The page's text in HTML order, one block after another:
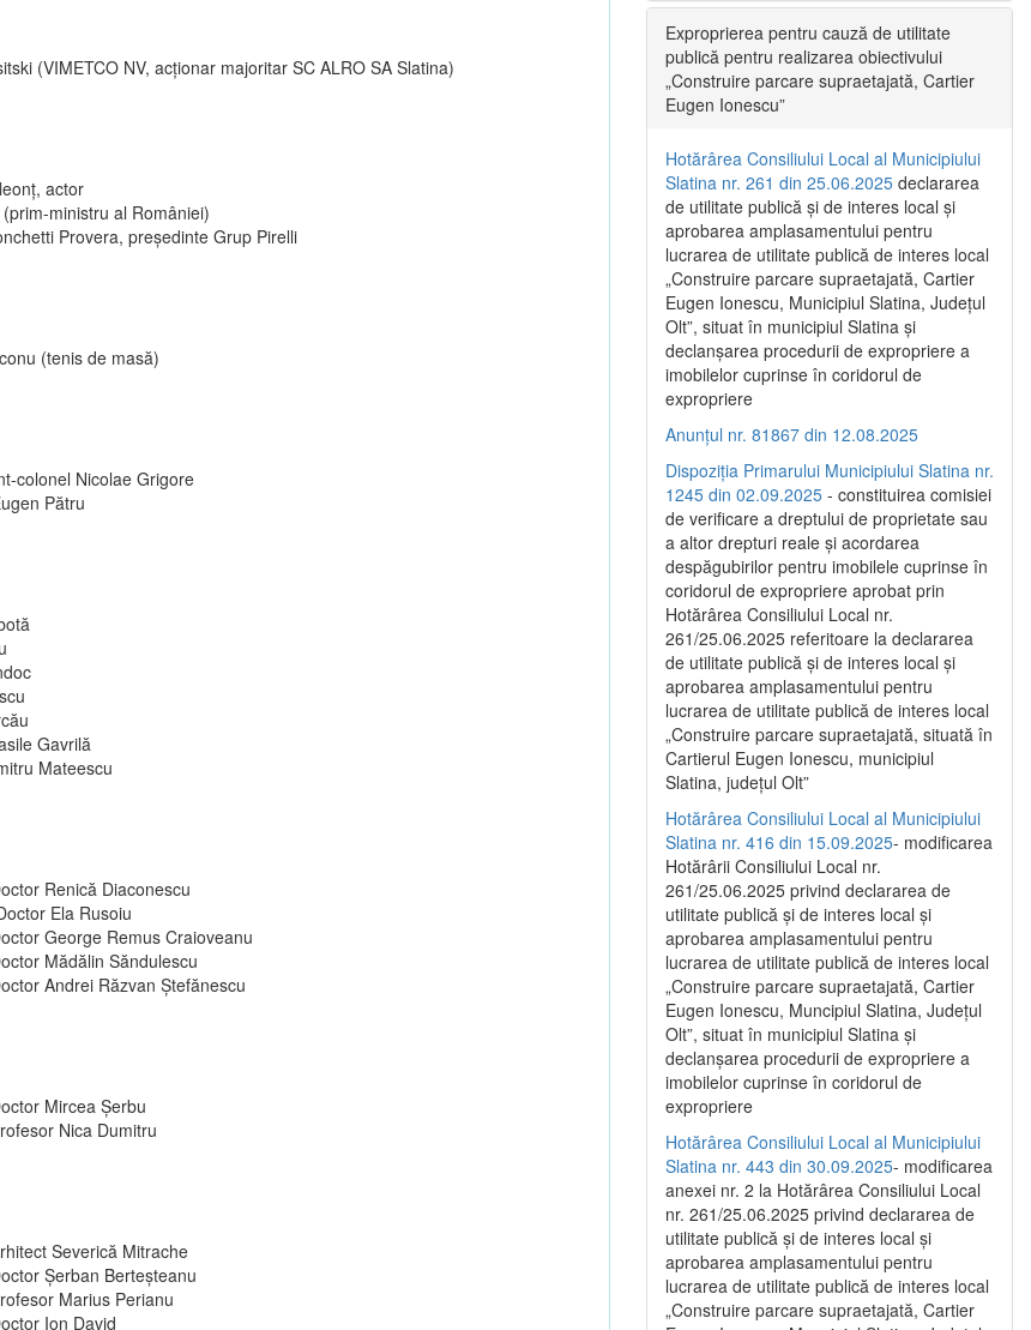
(VIMETCO NV, acționar majoritar SC ALRO SA Slatina)
actor
(prim-ministru al României)
Provera, președinte Grup Pirelli
(tenis de masă)
colonel Nicolae Grigore
Pătru
Gavrilă
Mateescu
Renică Diaconescu
Ela Rusoiu
George Remus Craioveanu
Mădălin Săndulescu
Andrei Răzvan Ștefănescu
Mircea Șerbu
Nica Dumitru
Severică Mitrache
Șerban Berteșteanu
Marius Perianu
Ion David
Exproprierea pentru cauză de utilitate
publică pentru realizarea obiectivului
„Construire parcare supraetajată, Cartier
Eugen Ionescu”
Hotărârea Consiliului Local al Municipiului
Slatina nr. 261 din 25.06.2025 declararea
de utilitate publică și de interes local și
aprobarea amplasamentului pentru
lucrarea de utilitate publică de interes local
„Construire parcare supraetajată, Cartier
Eugen Ionescu, Municipiul Slatina, Județul
Olt”, situat în municipiul Slatina și
declanșarea procedurii de expropriere a
imobilelor cuprinse în coridorul de
expropriere
Anunțul nr. 81867 din 12.08.2025
Dispoziția Primarului Municipiului Slatina nr.
1245 din 02.09.2025 - constituirea comisiei
de verificare a dreptului de proprietate sau
a altor drepturi reale și acordarea
despăgubirilor pentru imobilele cuprinse în
coridorul de expropriere aprobat prin
Hotărârea Consiliului Local nr.
261/25.06.2025 referitoare la declararea
de utilitate publică și de interes local și
aprobarea amplasamentului pentru
lucrarea de utilitate publică de interes local
„Construire parcare supraetajată, situată în
Cartierul Eugen Ionescu, municipiul
Slatina, județul Olt”
Hotărârea Consiliului Local al Municipiului
Slatina nr. 416 din 15.09.2025- modificarea
Hotărârii Consiliului Local nr.
261/25.06.2025 privind declararea de
utilitate publică și de interes local și
aprobarea amplasamentului pentru
lucrarea de utilitate publică de interes local
„Construire parcare supraetajată, Cartier
Eugen Ionescu, Muncipiul Slatina, Județul
Olt”, situat în municipiul Slatina și
declanșarea procedurii de expropriere a
imobilelor cuprinse în coridorul de
expropriere
Hotărârea Consiliului Local al Municipiului
Slatina nr. 443 din 30.09.2025- modificarea
anexei nr. 2 la Hotărârea Consiliului Local
nr. 261/25.06.2025 privind declararea de
utilitate publică şi de interes local şi
aprobarea amplasamentului pentru
lucrarea de utilitate publică de interes local
„Construire parcare supraetajată, Cartier